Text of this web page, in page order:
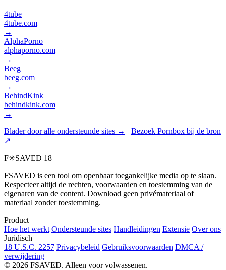
4tube
4tube.com
→
AlphaPorno
alphaporno.com
→
Beeg
beeg.com
→
BehindKink
behindkink.com
→
Blader door alle ondersteunde sites →
Bezoek Pornbox bij de bron
↗
F✳SAVED 18+
FSAVED is een tool om openbaar toegankelijke media op te slaan.
Respecteer altijd de rechten, voorwaarden en toestemming van de
eigenaren van de content. Download geen privémateriaal of
materiaal zonder toestemming.
Product
Hoe het werkt Ondersteunde sites Handleidingen Extensie Over ons
Juridisch
18 U.S.C. 2257 Privacybeleid Gebruiksvoorwaarden DMCA /
verwijdering
© 2026 FSAVED. Alleen voor volwassenen.